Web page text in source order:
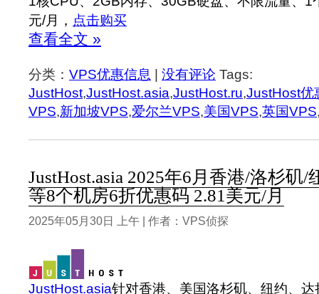
元/月， 点击购买
查看全文 »
分类： VPS优惠信息 | 没有评论 Tags:
JustHost,JustHost.asia,JustHost.ru,JustHost优
VPS,新加坡VPS,爱尔兰VPS,美国VPS,英国VPS
JustHost.asia 2025年6月香港/洛杉矶
等8个机房6折优惠码 2.81美元/月
2025年05月30日 上午 | 作者：VPS侦探
JustHost.asia针对香港、美国洛杉矶、纽约、